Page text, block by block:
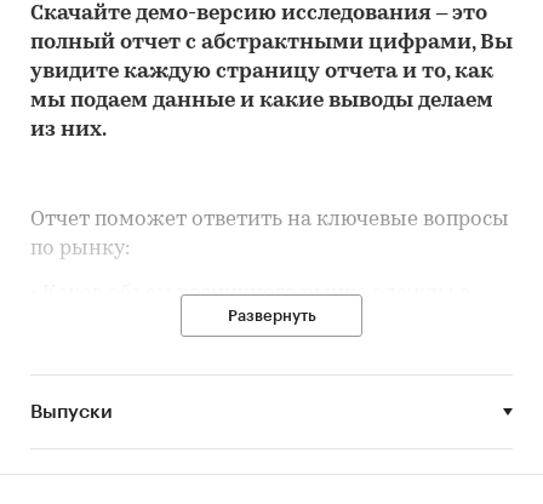
Скачайте демо-версию исследования – это
полный отчет с абстрактными цифрами, Вы
увидите каждую страницу отчета и то,как
мы подаем данные и какие выводы делаем
из них.
Отчет поможет ответить на ключевые вопросы
по рынку:
• Каков объем розничного рынка одежды в
Красноярском крае, много это или мало по
за счет реального спроса или за счет
инфляции? Как соотносятся рост и падение с
Развернуть
Выпуски